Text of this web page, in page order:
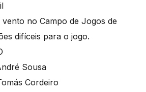
no Campo de Jogos de
difíceis para o jogo.
Sousa
Cordeiro